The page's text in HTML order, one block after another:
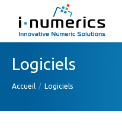
Logiciels
Vous êtes ici :
Accueil Logiciels